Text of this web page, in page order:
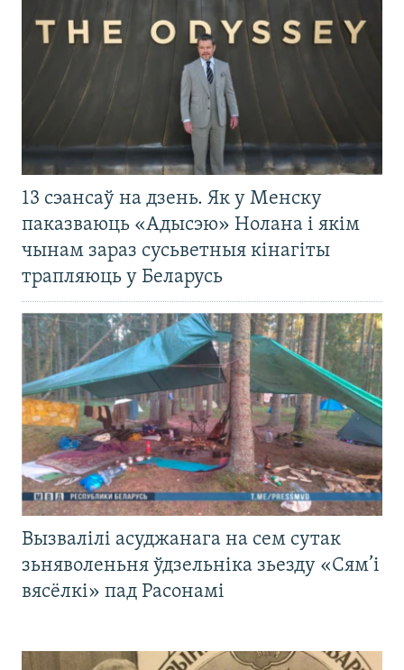
13 сэансаў на дзень. Як у Менску
паказваюць «Адысэю» Нолана і якім
чынам зараз сусьветныя кінагіты
трапляюць у Беларусь
Вызвалілі асуджанага на сем сутак
зьняволеньня ўдзельніка зьезду «Сям’і
вясёлкі» пад Расонамі